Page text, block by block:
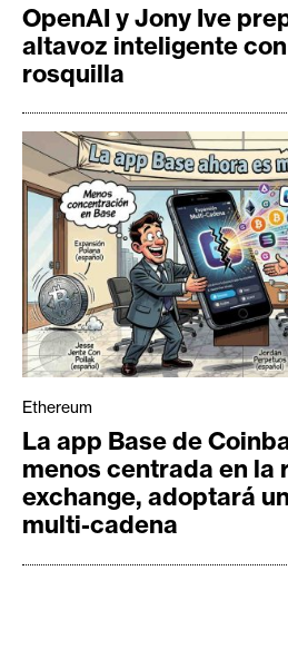
OpenAI y Jony Ive
altavoz inteligente
rosquilla
Ethereum
La app Base de
menos centrada en la
exchange, adoptará
multi-cadena